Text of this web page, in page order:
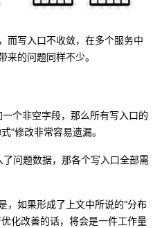
而写入口不收敛，在多个服务中
来的问题同样不少。
一个非空字段，那么所有写入口的
”修改非常容易遗漏。
了问题数据，那各个写入口全部需
，如果形成了上文中所说的“分布
化改善的话，将会是一件工作量